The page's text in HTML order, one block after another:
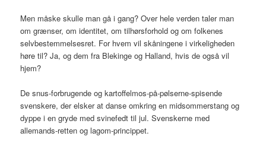
Men måske skulle man gå i gang? Over hele verden taler man
om grænser, om identitet, om tilhørsforhold og om folkenes
selvbestemmelsesret. For hvem vil skåningene i virkeligheden
høre til? Ja, og dem fra Blekinge og Halland, hvis de også vil
hjem?
De snus-forbrugende og kartoffelmos-på-pølserne-spisende
svenskere, der elsker at danse omkring en midsommerstang og
dyppe i en gryde med svinefedt til jul. Svenskerne med
allemands-retten og lagom-princippet.